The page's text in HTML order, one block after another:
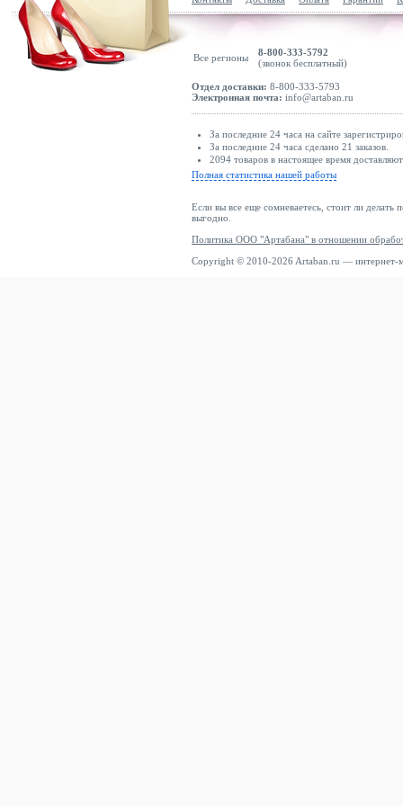
Все регионы
8-800-333-5792
(звонок бесплатный)
Отдел доставки: 8-800-333-5793
Электронная почта: info@artaban.ru
За последние 24 часа на сайте
За последние 24 часа сделано 21 заказов.
2094 товаров в настоящее время
Полная статистика нашей работы
Если вы все еще сомневаетесь, стоит ли делать
выгодно.
Политика ООО "Артабана" в отношении
Copyright © 2010-2026 Artaban.ru — интернет-